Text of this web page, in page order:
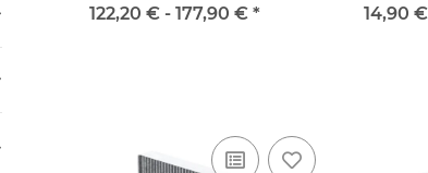
122,20 € - 177,90 € *
S125
14,90 €